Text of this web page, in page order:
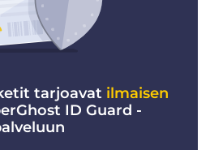
tarjoavat ilmaisen
ID Guard -